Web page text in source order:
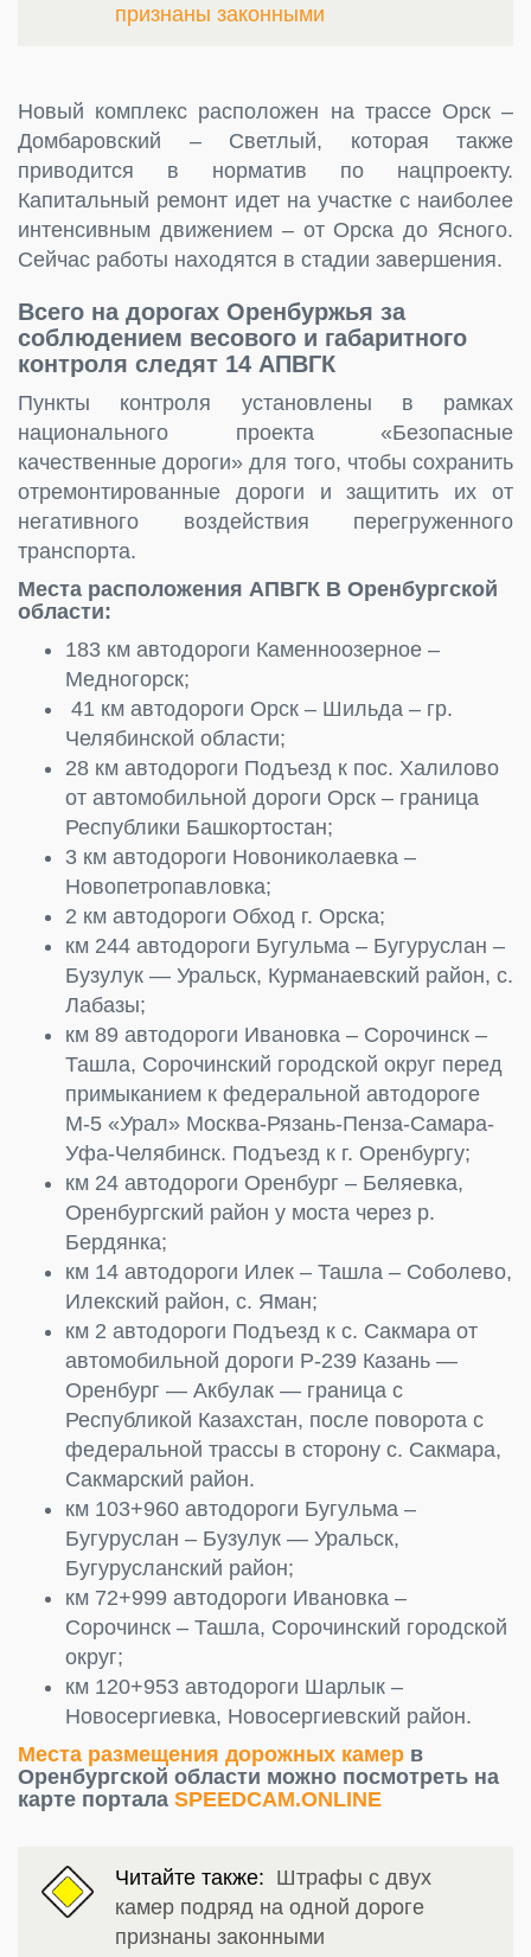
признаны законными
Новый комплекс расположен на трассе Орск –
Домбаровский – Светлый, которая также
приводится в норматив по нацпроекту.
Капитальный ремонт идет на участке с наиболее
интенсивным движением – от Орска до Ясного.
Сейчас работы находятся в стадии завершения.
Всего на дорогах Оренбуржья за
соблюдением весового и габаритного
контроля следят 14 АПВГК
Пункты контроля установлены в рамках
национального проекта «Безопасные
качественные дороги» для того, чтобы сохранить
отремонтированные дороги и защитить их от
негативного воздействия перегруженного
транспорта.
Места расположения АПВГК В Оренбургской
области:
183 км автодороги Каменноозерное –
Медногорск;
41 км автодороги Орск – Шильда – гр.
Челябинской области;
28 км автодороги Подъезд к пос. Халилово
от автомобильной дороги Орск – граница
Республики Башкортостан;
3 км автодороги Новониколаевка –
Новопетропавловка;
2 км автодороги Обход г. Орска;
км 244 автодороги Бугульма – Бугуруслан –
Бузулук — Уральск, Курманаевский район, с.
Лабазы;
км 89 автодороги Ивановка – Сорочинск –
Ташла, Сорочинский городской округ перед
примыканием к федеральной автодороге
М-5 «Урал» Москва-Рязань-Пенза-Самара-
Уфа-Челябинск. Подъезд к г. Оренбургу;
км 24 автодороги Оренбург – Беляевка,
Оренбургский район у моста через р.
Бердянка;
км 14 автодороги Илек – Ташла – Соболево,
Илекский район, с. Яман;
км 2 автодороги Подъезд к с. Сакмара от
автомобильной дороги Р-239 Казань —
Оренбург — Акбулак — граница с
Республикой Казахстан, после поворота с
федеральной трассы в сторону с. Сакмара,
Сакмарский район.
км 103+960 автодороги Бугульма –
Бугуруслан – Бузулук — Уральск,
Бугурусланский район;
км 72+999 автодороги Ивановка –
Сорочинск – Ташла, Сорочинский городской
округ;
км 120+953 автодороги Шарлык –
Новосергиевка, Новосергиевский район.
Места размещения дорожных камер в
Оренбургской области можно посмотреть на
карте портала SPEEDCAM.ONLINE
Читайте также: Штрафы с двух
камер подряд на одной дороге
признаны законными